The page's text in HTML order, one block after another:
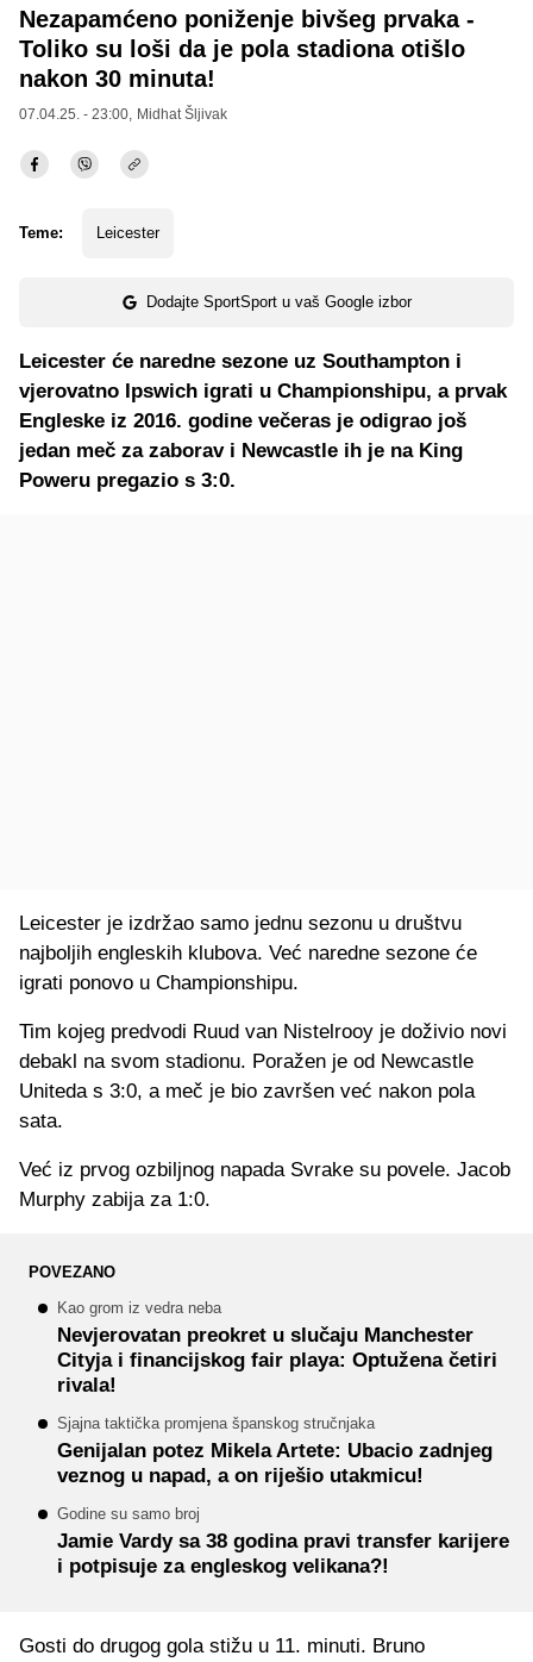
Nezapamćeno poniženje bivšeg prvaka -
Toliko su loši da je pola stadiona otišlo
nakon 30 minuta!
07.04.25. - 23:00, Midhat Šljivak
Teme: Leicester
Dodajte SportSport u vaš Google izbor
Leicester će naredne sezone uz Southampton i
vjerovatno Ipswich igrati u Championshipu, a prvak
Engleske iz 2016. godine večeras je odigrao još
jedan meč za zaborav i Newcastle ih je na King
Poweru pregazio s 3:0.
Leicester je izdržao samo jednu sezonu u društvu
najboljih engleskih klubova. Već naredne sezone će
igrati ponovo u Championshipu.
Tim kojeg predvodi Ruud van Nistelrooy je doživio novi
debakl na svom stadionu. Poražen je od Newcastle
Uniteda s 3:0, a meč je bio završen već nakon pola
sata.
Već iz prvog ozbiljnog napada Svrake su povele. Jacob
Murphy zabija za 1:0.
POVEZANO
Kao grom iz vedra neba
Nevjerovatan preokret u slučaju Manchester
Cityja i financijskog fair playa: Optužena četiri
rivala!
Sjajna taktička promjena španskog stručnjaka
Genijalan potez Mikela Artete: Ubacio zadnjeg
veznog u napad, a on riješio utakmicu!
Godine su samo broj
Jamie Vardy sa 38 godina pravi transfer karijere
i potpisuje za engleskog velikana?!
Gosti do drugog gola stižu u 11. minuti. Bruno